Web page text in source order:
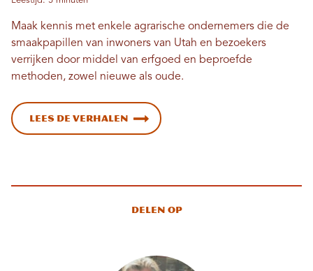
Maak kennis met enkele agrarische ondernemers die de
smaakpapillen van inwoners van Utah en bezoekers
verrijken door middel van erfgoed en beproefde
methoden, zowel nieuwe als oude.
Lees de verhalen
Delen op